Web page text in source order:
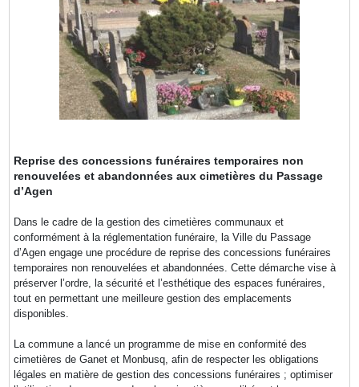
Reprise des concessions funéraires temporaires non
renouvelées et abandonnées aux cimetières du Passage
d’Agen
Dans le cadre de la gestion des cimetières communaux et
conformément à la réglementation funéraire, la Ville du Passage
d’Agen engage une procédure de reprise des concessions funéraires
temporaires non renouvelées et abandonnées. Cette démarche vise à
préserver l’ordre, la sécurité et l’esthétique des espaces funéraires,
tout en permettant une meilleure gestion des emplacements
disponibles.
La commune a lancé un programme de mise en conformité des
cimetières de Ganet et Monbusq, afin de respecter les obligations
légales en matière de gestion des concessions funéraires ; optimiser